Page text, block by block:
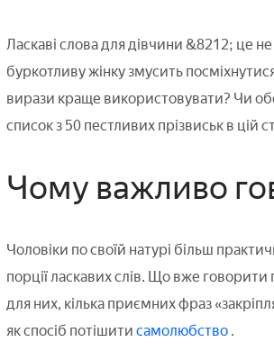
Ласкаві слова для дівчини &8212; це
буркотливу жінку змусить
вирази краще використовувати? Чи
список з 50 пестливих прізвиськ в цій
Чому важливо
Чоловіки по своїй натурі більш
порції ласкавих слів. Що вже говорити
для них, кілька приємних фраз
як спосіб потішити самолюбство .